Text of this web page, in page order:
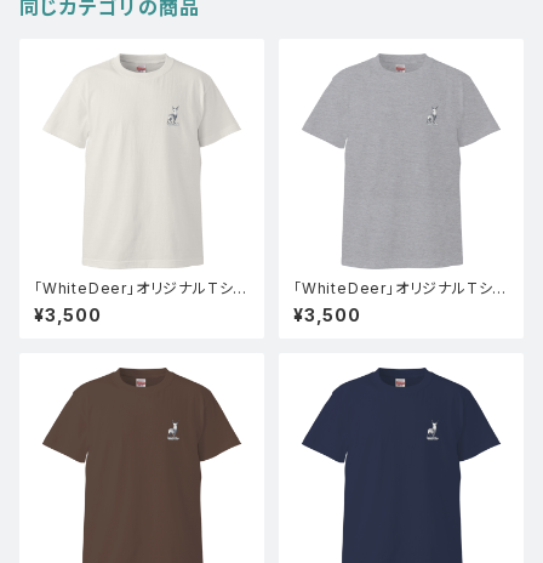
同じカテゴリの商品
「WhiteDeer」オリジナルTシャ
ツ(バニラホワイト)
¥3,500
「WhiteDeer」オリジナルTシャ
ツ(グレー)
¥3,500